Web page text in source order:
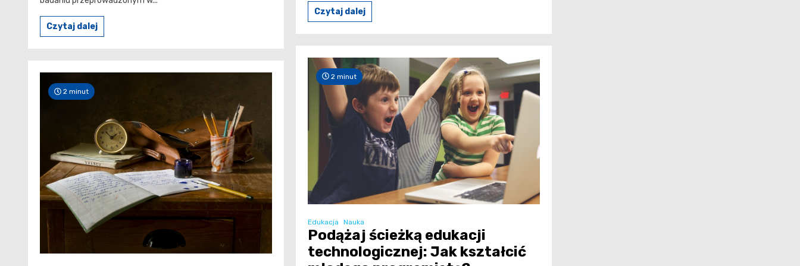
Czytaj dalej
2 minut
Czytaj dalej
2 minut
Edukacja Nauka
Podążaj ścieżką edukacji
technologicznej: Jak kształcić